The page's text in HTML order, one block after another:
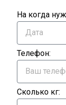
На когда
Телефон:
Сколько кг: